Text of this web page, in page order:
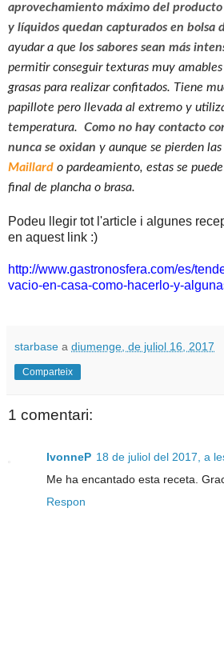
aprovechamiento máximo del producto
y líquidos quedan capturados en bolsa
ayudar a que los sabores sean más
permitir conseguir texturas muy
grasas para realizar confitados. Tiene
papillote pero llevada al extremo y
temperatura. Como no hay contacto
nunca se oxidan y aunque se pierden
Maillard o pardeamiento, estas se
final de plancha o brasa.
Podeu llegir tot l'article i algunes
en aquest link :)
http://www.gastronosfera.com/es/
vacio-en-casa-como-hacerlo-y-
starbase a diumenge, de juliol 16, 2017
Comparteix
1 comentari:
IvonneP 18 de juliol del 2017, a
Me ha encantado esta receta.
Respon